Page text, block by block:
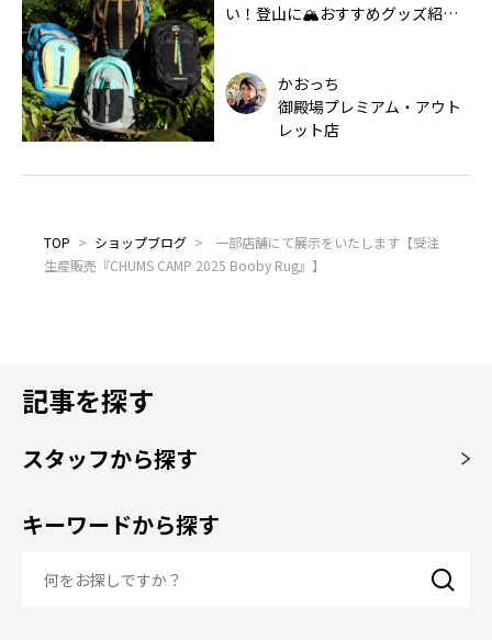
い！登山に🏔おすすめグッズ紹介
かおっち
御殿場プレミアム・アウト
レット店
TOP > ショップブログ >
一部店舗にて展示をいたします【受注
生産販売『CHUMS CAMP 2025 Booby Rug』】
記事を探す
スタッフから探す
キーワードから探す